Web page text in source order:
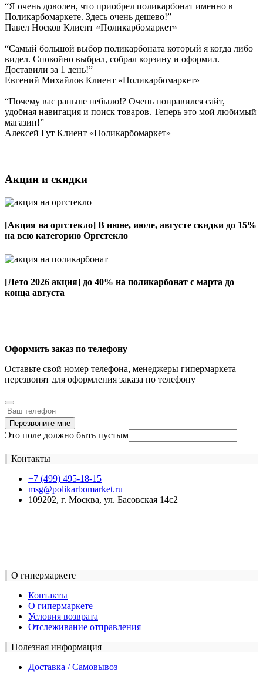
“Я очень доволен, что приобрел поликарбонат именно в
Поликарбомаркете. Здесь очень дешево!”
Павел Носков Клиент «Поликарбомаркет»
“Самый большой выбор поликарбоната который я когда либо
видел. Спокойно выбрал, собрал корзину и оформил.
Доставили за 1 день!”
Евгений Михайлов Клиент «Поликарбомаркет»
“Почему вас раньше небыло!? Очень понравился сайт,
удобная навигация и поиск товаров. Теперь это мой любимый
магазин!”
Алексей Гут Клиент «Поликарбомаркет»
Акции и скидки
[Акция на оргстекло] В июне, июле, августе скидки до 15%
на всю категорию Оргстекло
[Лето 2026 акция] до 40% на поликарбонат с марта до
конца августа
Оформить заказ по телефону
Оставьте свой номер телефона, менеджеры гипермаркета
перезвонят для оформления заказа по телефону
Перезвоните мне
Это поле должно быть пустым
Контакты
+7 (499) 495-18-15
msg@polikarbomarket.ru
109202, г. Москва, ул. Басовская 14с2
О гипермаркете
Контакты
О гипермаркете
Условия возврата
Отслеживание отправления
Полезная информация
Доставка / Самовывоз